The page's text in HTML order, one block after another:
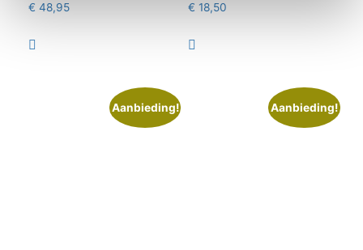
€ 48,95

€ 18,50

Aanbieding! Aanbieding!